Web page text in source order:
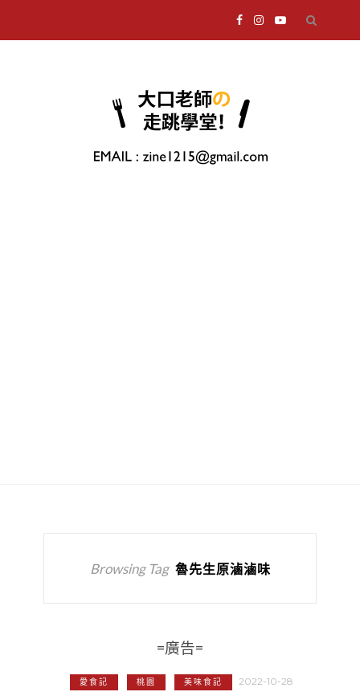
Browsing Tag 魯先生原滷滷味
=廣告=
愛食記 桃園 美味食記 2022-10-28